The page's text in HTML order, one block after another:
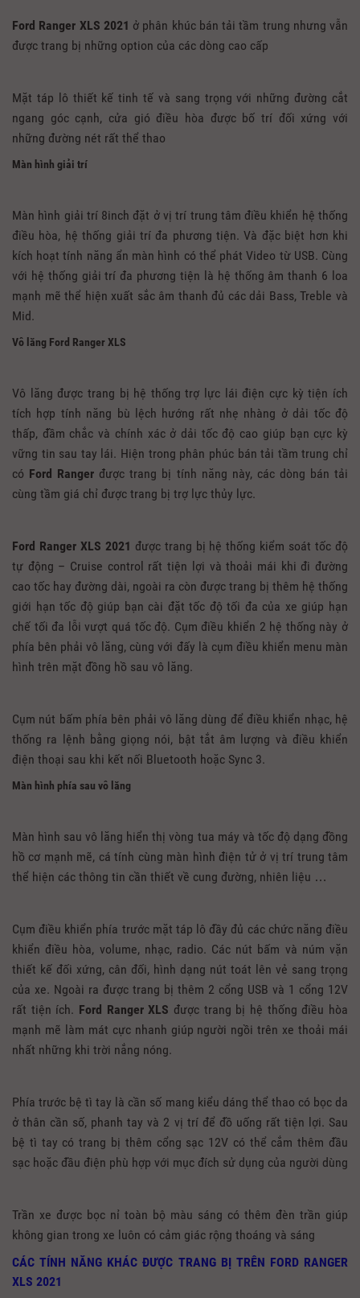
Ford Ranger XLS 2021 ở phân khúc bán tải tầm trung nhưng vẫn
được trang bị những option của các dòng cao cấp
Mặt táp lô thiết kế tinh tế và sang trọng với những đường cắt
ngang góc cạnh, cửa gió điều hòa được bố trí đối xứng với
những đường nét rất thể thao
Màn hình giải trí
Màn hình giải trí 8inch đặt ở vị trí trung tâm điều khiển hệ thống
điều hòa, hệ thống giải trí đa phương tiện. Và đặc biệt hơn khi
kích hoạt tính năng ẩn màn hình có thể phát Video từ USB. Cùng
với hệ thống giải trí đa phương tiện là hệ thống âm thanh 6 loa
mạnh mẽ thể hiện xuất sắc âm thanh đủ các dải Bass, Treble và
Mid.
Vô lăng Ford Ranger XLS
Vô lăng được trang bị hệ thống trợ lực lái điện cực kỳ tiện ích
tích hợp tính năng bù lệch hướng rất nhẹ nhàng ở dải tốc độ
thấp, đầm chắc và chính xác ở dải tốc độ cao giúp bạn cực kỳ
vững tin sau tay lái. Hiện trong phân phúc bán tải tầm trung chỉ
có Ford Ranger được trang bị tính năng này, các dòng bán tải
cùng tầm giá chỉ được trang bị trợ lực thủy lực.
Ford Ranger XLS 2021 được trang bị hệ thống kiểm soát tốc độ
tự động – Cruise control rất tiện lợi và thoải mái khi đi đường
cao tốc hay đường dài, ngoài ra còn được trang bị thêm hệ thống
giới hạn tốc độ giúp bạn cài đặt tốc độ tối đa của xe giúp hạn
chế tối đa lỗi vượt quá tốc độ. Cụm điều khiển 2 hệ thống này ở
phía bên phải vô lăng, cùng với đấy là cụm điều khiển menu màn
hình trên mặt đồng hồ sau vô lăng.
Cụm nút bấm phía bên phải vô lăng dùng để điều khiển nhạc, hệ
thống ra lệnh bằng giọng nói, bật tắt âm lượng và điều khiển
điện thoại sau khi kết nối Bluetooth hoặc Sync 3.
Màn hình phía sau vô lăng
Màn hình sau vô lăng hiển thị vòng tua máy và tốc độ dạng đồng
hồ cơ mạnh mẽ, cá tính cùng màn hình điện tử ở vị trí trung tâm
thể hiện các thông tin cần thiết về cung đường, nhiên liệu …
Cụm điều khiển phía trước mặt táp lô đầy đủ các chức năng điều
khiển điều hòa, volume, nhạc, radio. Các nút bấm và núm vặn
thiết kế đối xứng, cân đối, hình dạng nút toát lên vẻ sang trọng
của xe. Ngoài ra được trang bị thêm 2 cổng USB và 1 cổng 12V
rất tiện ích. Ford Ranger XLS được trang bị hệ thống điều hòa
mạnh mẽ làm mát cực nhanh giúp người ngồi trên xe thoải mái
nhất những khi trời nắng nóng.
Phía trước bệ tì tay là cần số mang kiểu dáng thể thao có bọc da
ở thân cần số, phanh tay và 2 vị trí để đồ uống rất tiện lợi. Sau
bệ tì tay có trang bị thêm cổng sạc 12V có thể cắm thêm đầu
sạc hoặc đầu điện phù hợp với mục đích sử dụng của người dùng
Trần xe được bọc nỉ toàn bộ màu sáng có thêm đèn trần giúp
không gian trong xe luôn có cảm giác rộng thoáng và sáng
CÁC TÍNH NĂNG KHÁC ĐƯỢC TRANG BỊ TRÊN FORD RANGER
XLS 2021